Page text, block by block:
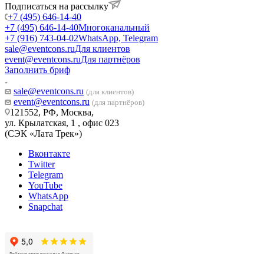
Подписаться на рассылку
+7 (495) 646-14-40
+7 (495) 646-14-40Многоканальный
+7 (916) 743-04-02WhatsApp, Telegram
sale@eventcons.ruДля клиентов
event@eventcons.ruДля партнёров
Заполнить бриф
sale@eventcons.ru (для клиентов)
event@eventcons.ru (для партнёров)
121552, РФ, Москва,
ул. Крылатская, 1 , офис 023
(СЭК «Лата Трек»)
Вконтакте
Twitter
Telegram
YouTube
WhatsApp
Snapchat